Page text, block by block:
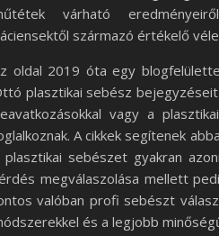
várható
származó értékelő
oldal 2019 óta egy
plasztikai sebész
vagy a
A cikkek segítenek
plasztikai sebészet gyakran
megválaszolása mellett
valóban profi sebészt
és a legjobb